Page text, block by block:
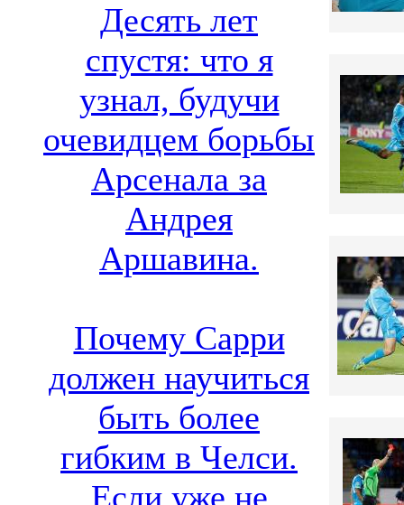
Десять лет
спустя: что я
узнал, будучи
очевидцем борьбы
Арсенала за
Андрея
Аршавина.
Почему Сарри
должен научиться
быть более
гибким в Челси.
Если уже не